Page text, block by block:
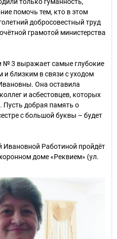
помочь тем, кто в этом
добросовестный труд
грамотой министерства
№ 3 выражает самые глубокие
близким в связи с уходом
Она оставила
и асбестовцев, которых
Пусть добрая память о
с большой буквы – будет
Работиной пройдёт
доме «Реквием» (ул.